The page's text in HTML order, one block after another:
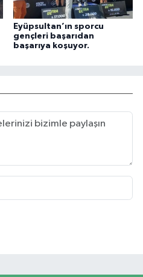
Eyüpsultan’ın sporcu
gençleri başarıdan
başarıya koşuyor.